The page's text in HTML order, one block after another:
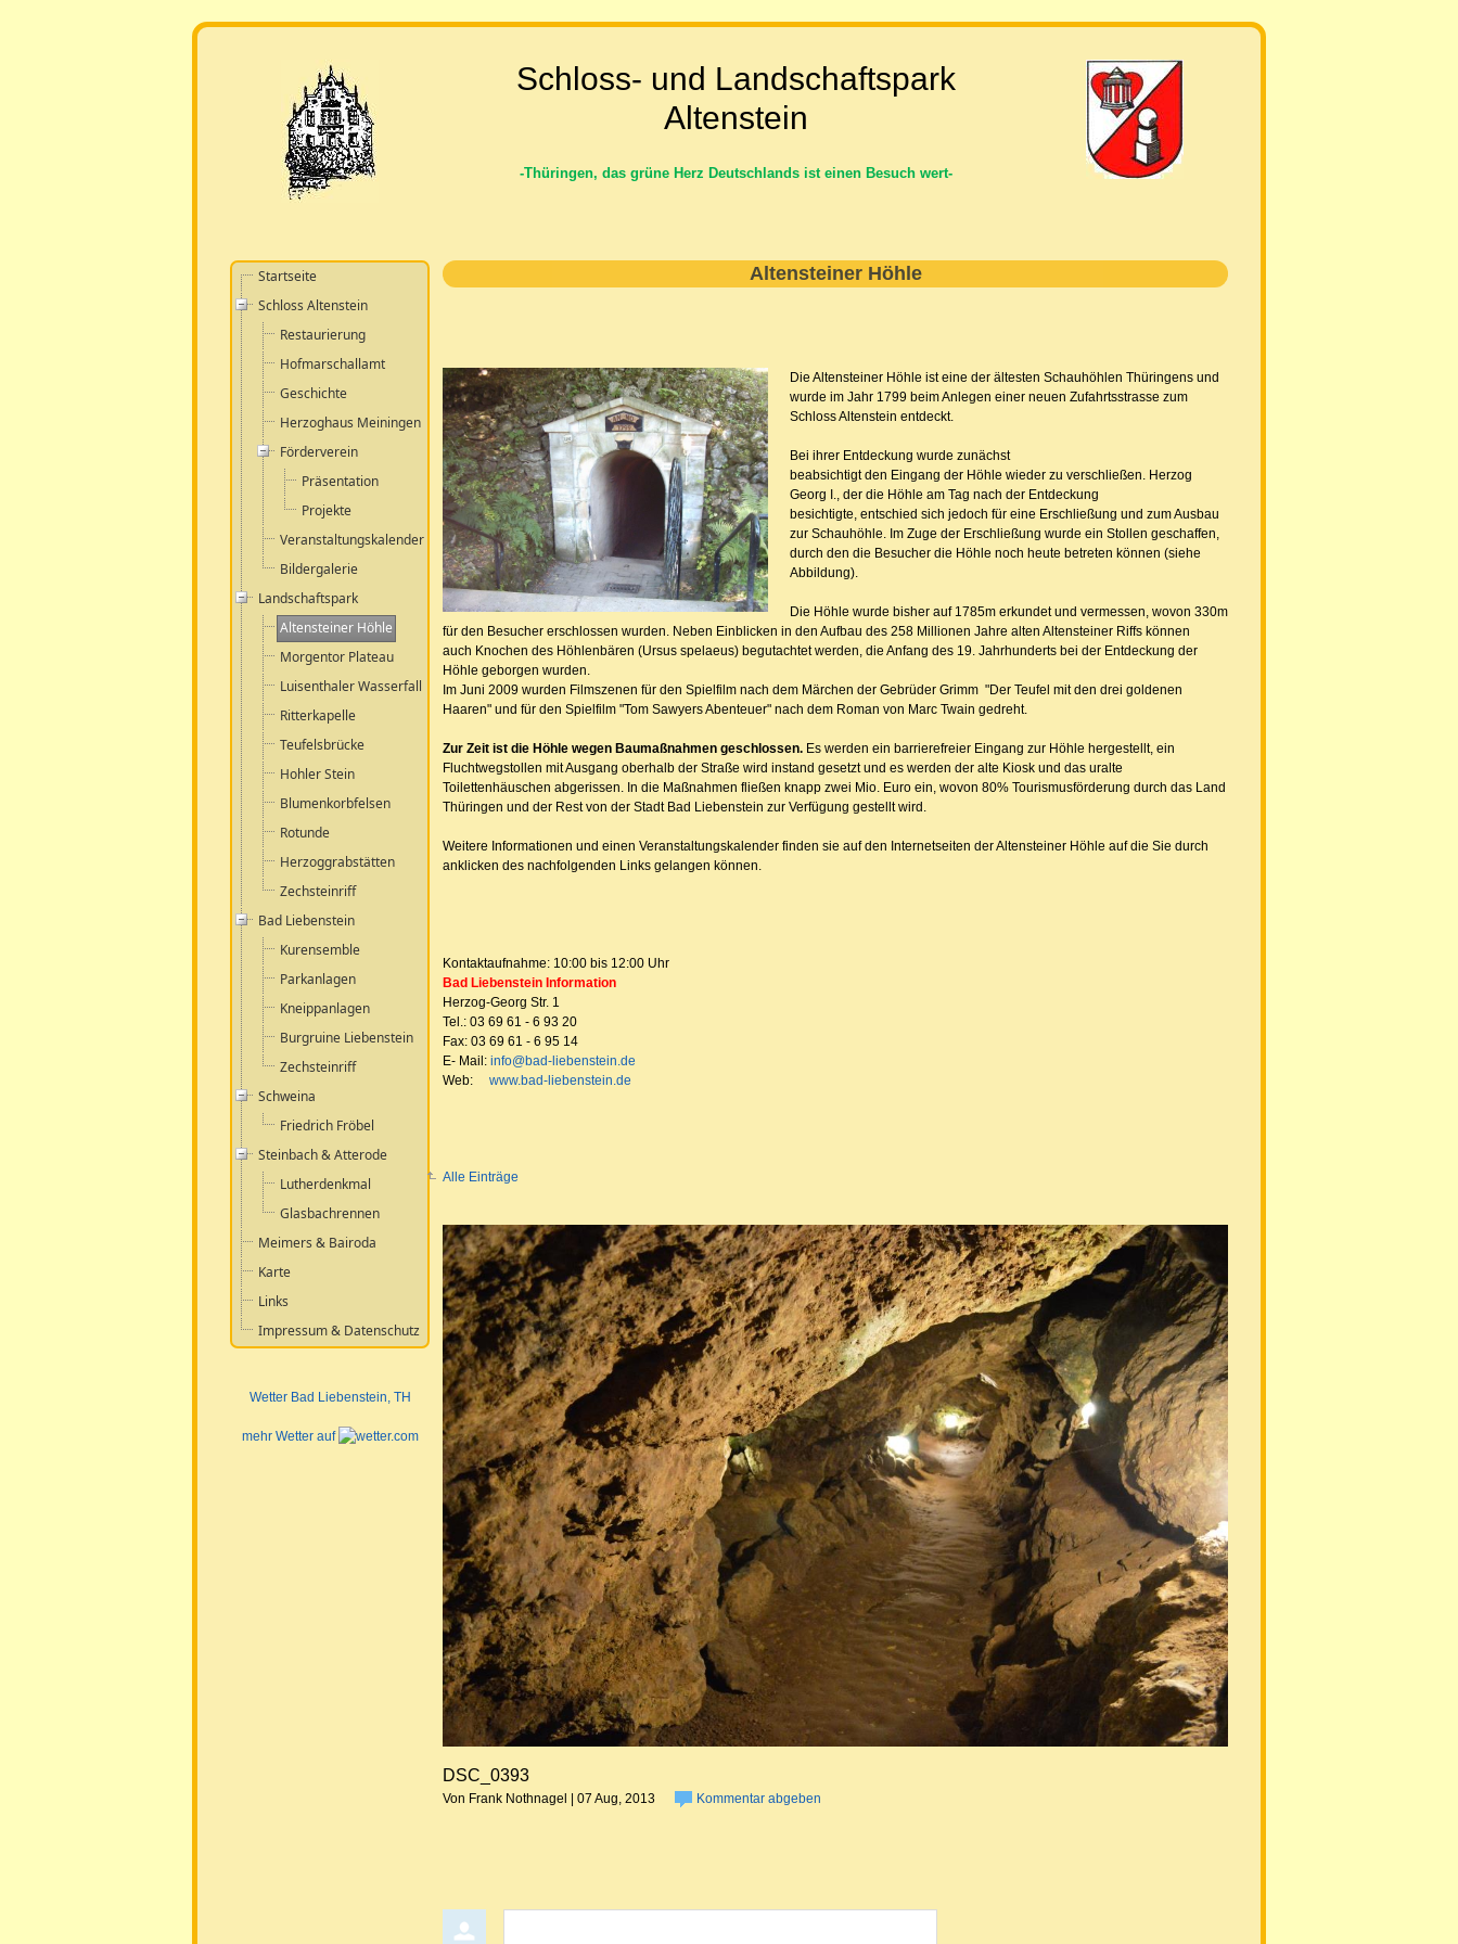
Schloss- und Landschaftspark
Altenstein
-Thüringen, das grüne Herz Deutschlands ist einen Besuch wert-
Startseite
Schloss Altenstein
Restaurierung
Hofmarschallamt
Geschichte
Herzoghaus Meiningen
Förderverein
Präsentation
Projekte
Veranstaltungskalender
Bildergalerie
Landschaftspark
Altensteiner Höhle
Morgentor Plateau
Luisenthaler Wasserfall
Ritterkapelle
Teufelsbrücke
Hohler Stein
Blumenkorbfelsen
Rotunde
Herzoggrabstätten
Zechsteinriff
Bad Liebenstein
Kurensemble
Parkanlagen
Kneippanlagen
Burgruine Liebenstein
Zechsteinriff
Schweina
Friedrich Fröbel
Steinbach & Atterode
Lutherdenkmal
Glasbachrennen
Meimers & Bairoda
Karte
Links
Impressum & Datenschutz
Wetter Bad Liebenstein, TH
mehr Wetter auf
Altensteiner Höhle
Die Altensteiner Höhle ist eine der ältesten Schauhöhlen Thüringens und
wurde im Jahr 1799 beim Anlegen einer neuen Zufahrtsstrasse zum
Schloss Altenstein entdeckt.
Bei ihrer Entdeckung wurde zunächst
beabsichtigt den Eingang der Höhle wieder zu verschließen. Herzog
Georg I., der die Höhle am Tag nach der Entdeckung
besichtigte, entschied sich jedoch für eine Erschließung und zum Ausbau
zur Schauhöhle. Im Zuge der Erschließung wurde ein Stollen geschaffen,
durch den die Besucher die Höhle noch heute betreten können (siehe
Abbildung).
Die Höhle wurde bisher auf 1785m erkundet und vermessen, wovon 330m
für den Besucher erschlossen wurden. Neben Einblicken in den Aufbau des 258 Millionen Jahre alten Altensteiner Riffs können
auch Knochen des Höhlenbären (Ursus spelaeus) begutachtet werden, die Anfang des 19. Jahrhunderts bei der Entdeckung der
Höhle geborgen wurden.
Im Juni 2009 wurden Filmszenen für den Spielfilm nach dem Märchen der Gebrüder Grimm "Der Teufel mit den drei goldenen
Haaren" und für den Spielfilm "Tom Sawyers Abenteuer" nach dem Roman von Marc Twain gedreht.
Zur Zeit ist die Höhle wegen Baumaßnahmen geschlossen. Es werden ein barrierefreier Eingang zur Höhle hergestellt, ein
Fluchtwegstollen mit Ausgang oberhalb der Straße wird instand gesetzt und es werden der alte Kiosk und das uralte
Toilettenhäuschen abgerissen. In die Maßnahmen fließen knapp zwei Mio. Euro ein, wovon 80% Tourismusförderung durch das Land
Thüringen und der Rest von der Stadt Bad Liebenstein zur Verfügung gestellt wird.
Weitere Informationen und einen Veranstaltungskalender finden sie auf den Internetseiten der Altensteiner Höhle auf die Sie durch
anklicken des nachfolgenden Links gelangen können.
Kontaktaufnahme: 10:00 bis 12:00 Uhr
Bad Liebenstein Information
Herzog-Georg Str. 1
Tel.: 03 69 61 - 6 93 20
Fax: 03 69 61 - 6 95 14
E- Mail: info@bad-liebenstein.de
Web:
www.bad-liebenstein.de
Alle Einträge
DSC_0393
Von Frank Nothnagel | 07 Aug, 2013 Kommentar abgeben